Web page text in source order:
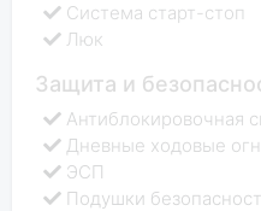
Система старт-стоп
Люк
Защита и
Антиблокировочная
Дневные ходовые
ЭСП
Подушки